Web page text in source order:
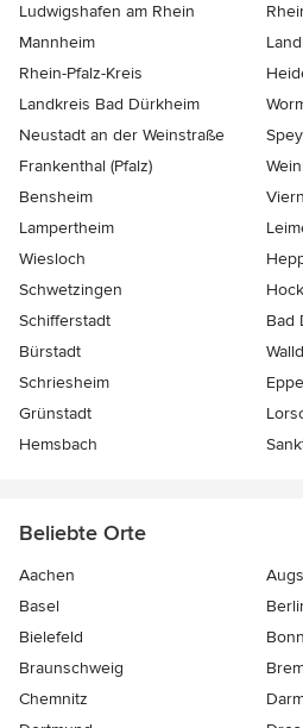
Ludwigshafen am Rhein
Mannheim
Rhein-Pfalz-Kreis
Landkreis Bad Dürkheim
Neustadt an der Weinstraße
Frankenthal (Pfalz)
Bensheim
Lampertheim
Wiesloch
Schwetzingen
Schifferstadt
Bad
Bürstadt
Schriesheim
Grünstadt
Hemsbach
Beliebte Orte
Aachen
Basel
Bielefeld
Bonn
Braunschweig
Chemnitz